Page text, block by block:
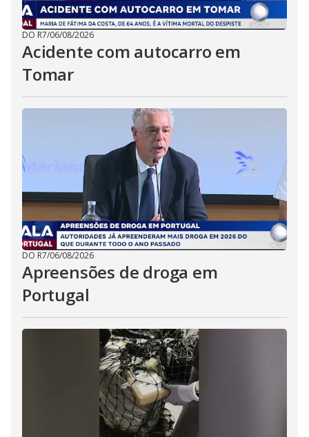
DO R7/06/08/2026
Acidente com autocarro em
Tomar
DO R7/06/08/2026
Apreensões de droga em
Portugal